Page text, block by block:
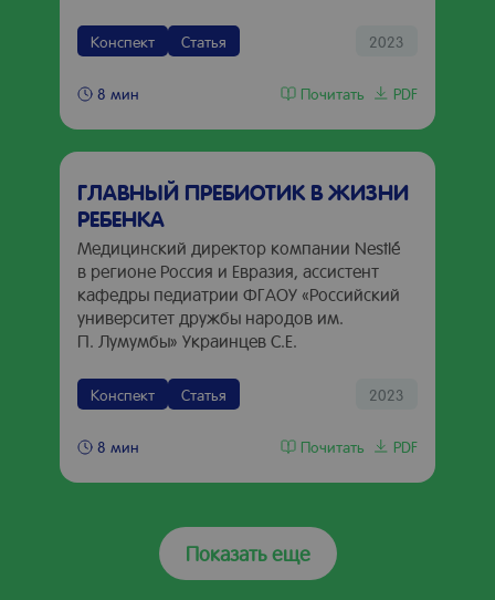
Конспект Статья 2023
8 мин Почитать PDF
ГЛАВНЫЙ ПРЕБИОТИК В ЖИЗНИ
РЕБЕНКА
Медицинский директор компании Nestlé
в регионе Россия и Евразия, ассистент
кафедры педиатрии ФГАОУ «Российский
университет дружбы народов им.
П. Лумумбы» Украинцев С.Е.
Конспект Статья 2023
8 мин Почитать PDF
Показать еще